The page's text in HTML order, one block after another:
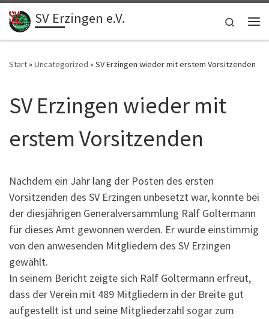
Zum Inhalt springen
SV Erzingen e.V.
Search
Start»Uncategorized »SV Erzingen wieder mit erstem Vorsitzenden
SV Erzingen wieder mit
erstem Vorsitzenden
Nachdem ein Jahr lang der Posten des ersten
Vorsitzenden des SV Erzingen unbesetzt war, konnte bei
der diesjährigen Generalversammlung Ralf Goltermann
für dieses Amt gewonnen werden. Er wurde einstimmig
von den anwesenden Mitgliedern des SV Erzingen
gewählt.
In seinem Bericht zeigte sich Ralf Goltermann erfreut,
dass der Verein mit 489 Mitgliedern in der Breite gut
aufgestellt ist und seine Mitgliederzahl sogar zum